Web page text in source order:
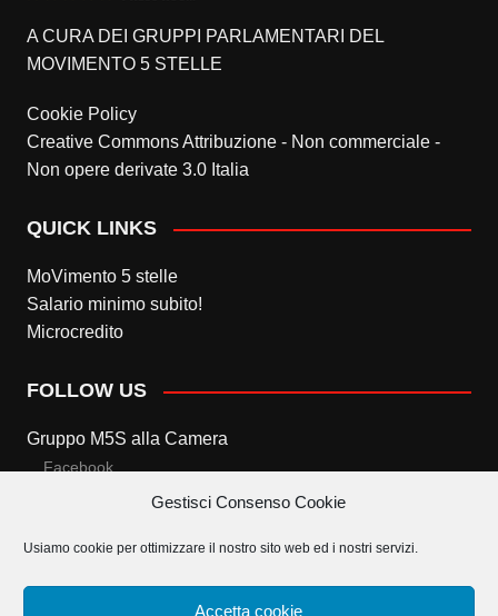
Gestisci Consenso Cookie
Usiamo cookie per ottimizzare il nostro sito web ed i nostri servizi.
Accetta cookie
A CURA DEI GRUPPI PARLAMENTARI DEL
MOVIMENTO 5 STELLE
Cookie Policy
Creative Commons Attribuzione - Non commerciale -
Non opere derivate 3.0 Italia
QUICK LINKS
MoVimento 5 stelle
Salario minimo subito!
Microcredito
FOLLOW US
Gruppo M5S alla Camera
Facebook